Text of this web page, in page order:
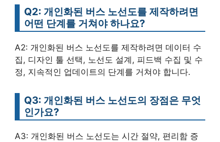
Q2: 개인화된 버스 노선도를 제작하려면
어떤 단계를 거쳐야 하나요?
A2: 개인화된 버스 노선도를 제작하려면 데이터 수
집, 디자인 툴 선택, 노선도 설계, 피드백 수집 및 수
정, 지속적인 업데이트의 단계를 거쳐야 합니다.
Q3: 개인화된 버스 노선도의 장점은 무엇
인가요?
A3: 개인화된 버스 노선도는 시간 절약, 편리함 증